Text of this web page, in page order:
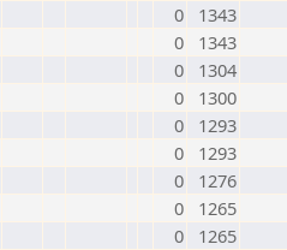
0
1343
0
1343
0
1304
0
1300
0
1293
0
1293
0
1276
0
1265
0
1265